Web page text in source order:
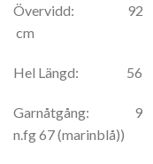
Övervidd: 92
cm
Hel Längd:
n.fg 67 (marinblå))